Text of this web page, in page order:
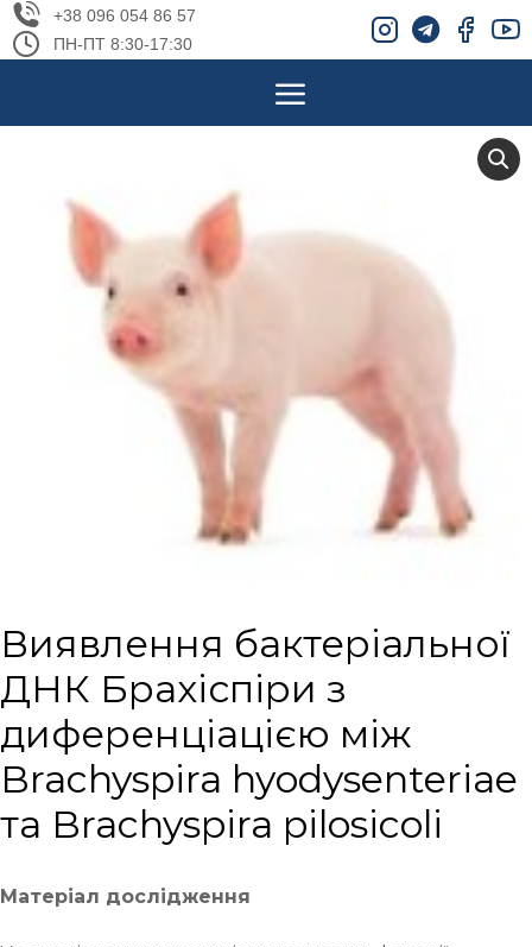
+38 096 054 86 57
ПН-ПТ 8:30-17:30
Виявлення бактеріальної
ДНК Брахіспіри з
диференціацією між
Brachyspira hyodysenteriae
та Brachyspira pilosicoli
Матеріал дослідження